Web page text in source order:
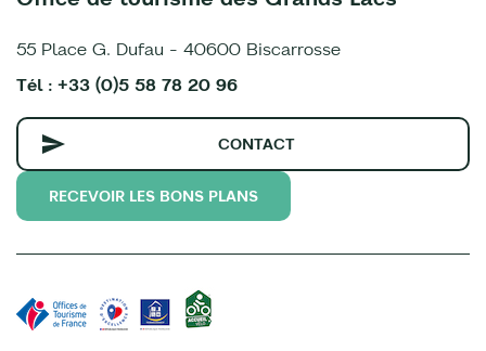
55 Place G. Dufau - 40600 Biscarrosse
Tél : +33 (0)5 58 78 20 96
CONTACT
RECEVOIR LES BONS PLANS